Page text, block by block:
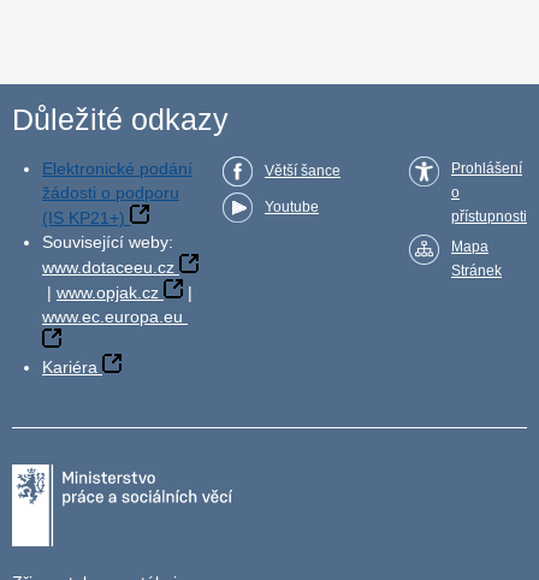
Důležité odkazy
Elektronické podání
žádosti o podporu
(IS KP21+)
Související weby:
www.dotaceeu.cz
| www.opjak.cz
|
www.ec.europa.eu
Kariéra
Větší šance
Youtube
Prohlášení
o
přístupnosti
Mapa
Stránek